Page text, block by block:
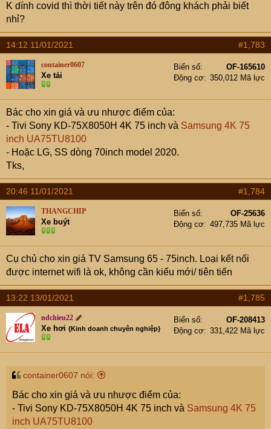
K dính covid thì thời tiết này trên đó đông khách phải biết
nhỉ?
14:12 11/01/2021 #1,783
container0607
Xe tải
Biển số
OF-165610
Động cơ
350,012 Mã lực
Bác cho xin giá và ưu nhược điểm của:
- Tivi Sony KD-75X8050H 4K 75 inch và Samsung 4K 75
inch UA75TU8100
- Hoặc LG, SS dòng 70inch model 2020.
Tks,
20:46 11/01/2021 #1,784
THANGCHIP
Xe buýt
Biển số
OF-25636
Động cơ
497,735 Mã lực
Cụ chủ cho xin giá TV Samsung 65 - 75inch. Loại kết nối
được internet wifi là ok, không cần kiểu mới/ tiên tiến
13:22 13/01/2021 #1,785
ndchieu22
Xe hơi {Kinh doanh chuyên nghiệp}
Biển số
OF-208413
Động cơ
331,422 Mã lực
container0607 nói:
Bác cho xin giá và ưu nhược điểm của:
- Tivi Sony KD-75X8050H 4K 75 inch và Samsung 4K 75
inch UA75TU8100